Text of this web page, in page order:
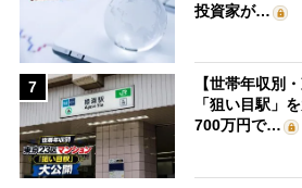
投資家が…
7
【世帯年収別
「狙い目駅」
700万円で…